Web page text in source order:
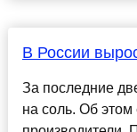
В России
За последние
на соль. Об